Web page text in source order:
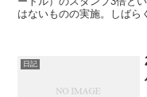
はないものの実施。しばら
日記